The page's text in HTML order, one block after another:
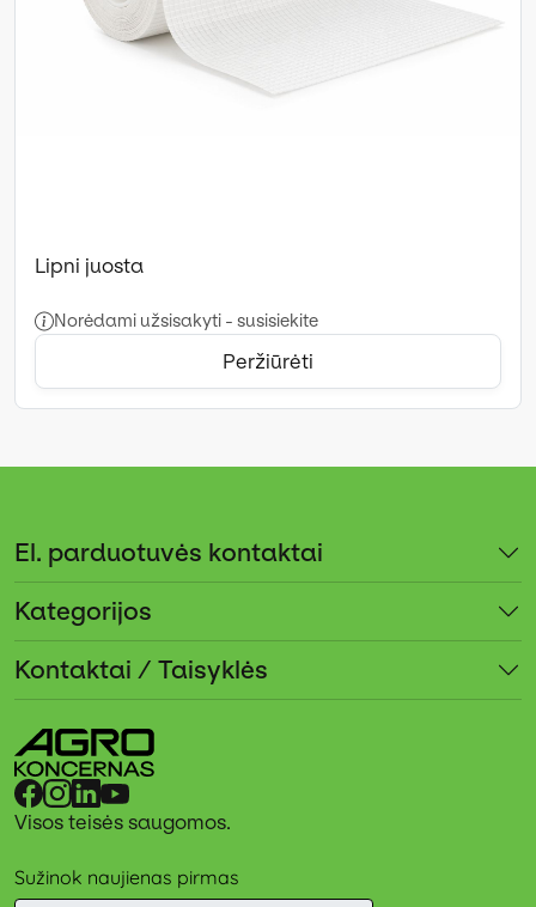
Lipni juosta
Norėdami užsisakyti - susisiekite
Peržiūrėti
El. parduotuvės kontaktai
Kategorijos
Kontaktai / Taisyklės
Visos teisės saugomos.
Sužinok naujienas pirmas